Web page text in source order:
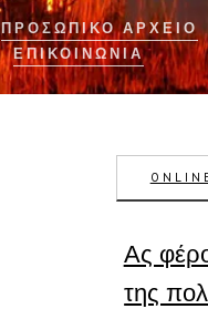
ΠΡΟΣΩΠΙΚΟ ΑΡΧΕΙΟ
ΕΠΙΚΟΙΝΩΝΊΑ
Ας
της